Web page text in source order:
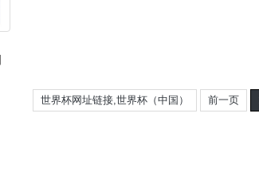
世界杯网址链接,世界杯（中国） 前一页